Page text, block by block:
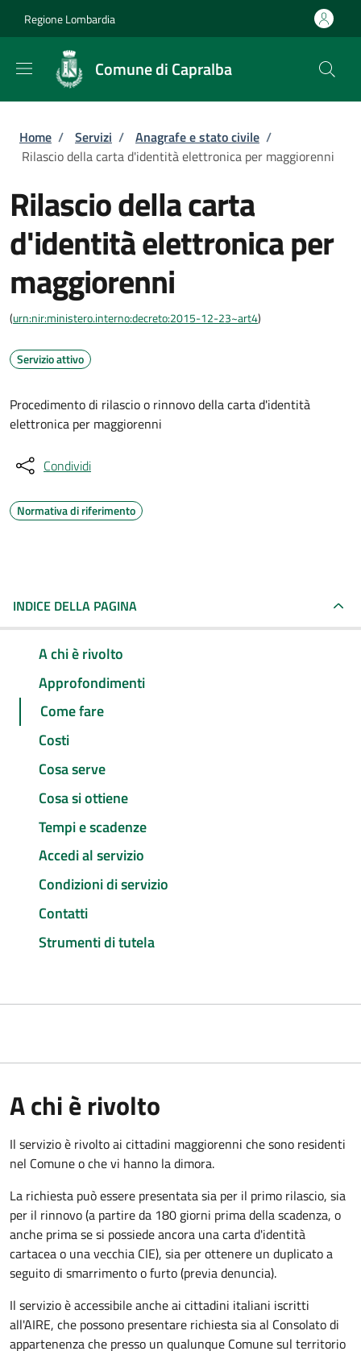
Regione Lombardia
Comune di Capralba
Briciole di pane
Home / Servizi / Anagrafe e stato civile /
Rilascio della carta d'identità elettronica per maggiorenni
Rilascio della carta
d'identità elettronica per
maggiorenni
(urn:nir:ministero.interno:decreto:2015-12-23~art4)
Servizio attivo
Procedimento di rilascio o rinnovo della carta d'identità
elettronica per maggiorenni
Condividi
Normativa di riferimento
INDICE DELLA PAGINA
A chi è rivolto
Approfondimenti
Come fare
Costi
Cosa serve
Cosa si ottiene
Tempi e scadenze
Accedi al servizio
Condizioni di servizio
Contatti
Strumenti di tutela
A chi è rivolto
Il servizio è rivolto ai cittadini maggiorenni che sono residenti
nel Comune o che vi hanno la dimora.
La richiesta può essere presentata sia per il primo rilascio, sia
per il rinnovo (a partire da 180 giorni prima della scadenza, o
anche prima se si possiede ancora una carta d'identità
cartacea o una vecchia CIE), sia per ottenere un duplicato a
seguito di smarrimento o furto (previa denuncia).
Il servizio è accessibile anche ai cittadini italiani iscritti
all'AIRE, che possono presentare richiesta sia al Consolato di
appartenenza che presso un qualunque Comune sul territorio